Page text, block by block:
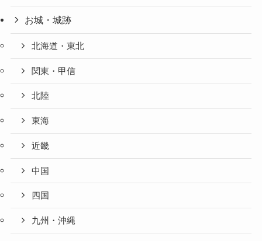
お城・城跡
北海道・東北
関東・甲信
北陸
東海
近畿
中国
四国
九州・沖縄